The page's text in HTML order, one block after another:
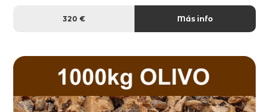
320 € Más info